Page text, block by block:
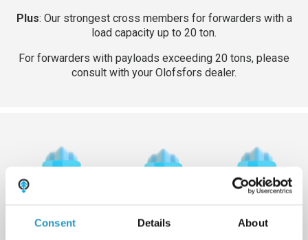
Consent Details About
Plus: Our strongest cross members for forwarders with a
load capacity up to 20 ton.
For forwarders with payloads exceeding 20 tons, please
consult with your Olofsfors dealer.